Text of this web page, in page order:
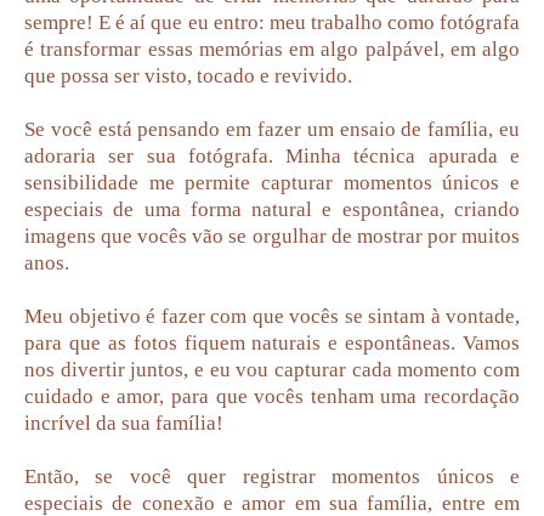
sempre! E é aí que eu entro: meu trabalho como fotógrafa
é transformar essas memórias em algo palpável, em algo
que possa ser visto, tocado e revivido.
Se você está pensando em fazer um ensaio de família, eu
adoraria ser sua fotógrafa. Minha técnica apurada e
sensibilidade me permite capturar momentos únicos e
especiais de uma forma natural e espontânea, criando
imagens que vocês vão se orgulhar de mostrar por muitos
anos.
Meu objetivo é fazer com que vocês se sintam à vontade,
para que as fotos fiquem naturais e espontâneas. Vamos
nos divertir juntos, e eu vou capturar cada momento com
cuidado e amor, para que vocês tenham uma recordação
incrível da sua família!
Então, se você quer registrar momentos únicos e
especiais de conexão e amor em sua família, entre em